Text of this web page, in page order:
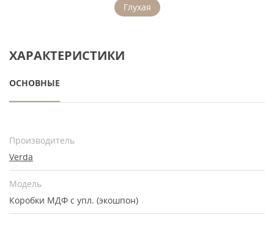
Глухая
ХАРАКТЕРИСТИКИ
ОСНОВНЫЕ
Производитель
Verda
Модель
Коробки МДФ с упл. (экошпон)